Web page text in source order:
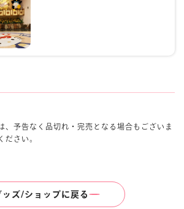
、予告なく品切れ・完売となる場合もございま
ださい。
ッズ/ショップに戻る